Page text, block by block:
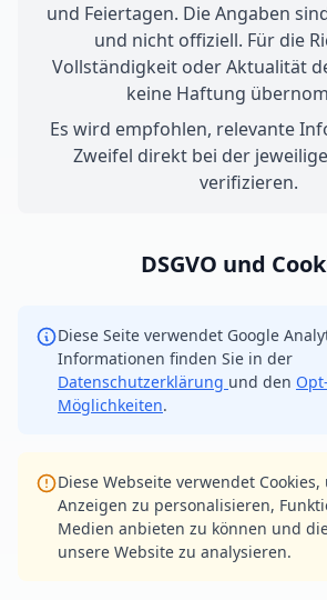
und Feiertagen. Die Angaben
und nicht offiziell. Für die
Vollständigkeit oder Aktualität
keine Haftung
Es wird empfohlen, relevante
Zweifel direkt bei der
verifizieren.
DSGVO und
Diese Seite verwendet Google
Informationen finden Sie in der
Datenschutzerklärung und den
Möglichkeiten.
Diese Webseite verwendet
Anzeigen zu personalisieren,
Medien anbieten zu können und
unsere Website zu analysieren.